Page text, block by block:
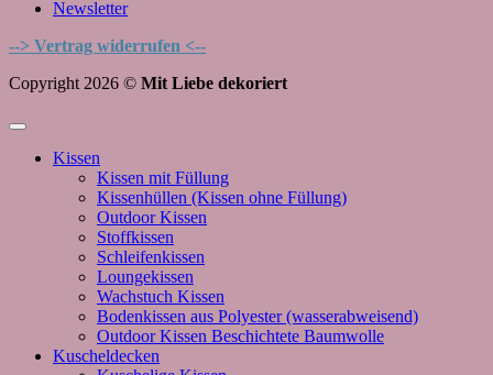
Newsletter
--> Vertrag widerrufen <--
Copyright 2026 © Mit Liebe dekoriert
Kissen
Kissen mit Füllung
Kissenhüllen (Kissen ohne Füllung)
Outdoor Kissen
Stoffkissen
Schleifenkissen
Loungekissen
Wachstuch Kissen
Bodenkissen aus Polyester (wasserabweisend)
Outdoor Kissen Beschichtete Baumwolle
Kuscheldecken